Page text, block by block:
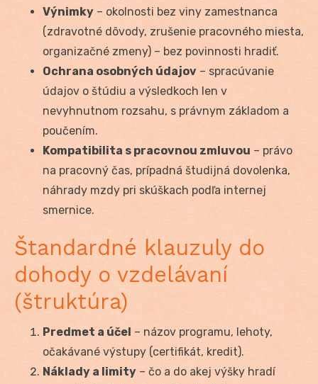
Výnimky – okolnosti bez viny zamestnanca
(zdravotné dôvody, zrušenie pracovného miesta,
organizačné zmeny) – bez povinnosti hradiť.
Ochrana osobných údajov – spracúvanie
údajov o štúdiu a výsledkoch len v
nevyhnutnom rozsahu, s právnym základom a
poučením.
Kompatibilita s pracovnou zmluvou – právo
na pracovný čas, prípadná študijná dovolenka,
náhrady mzdy pri skúškach podľa internej
smernice.
Štandardné klauzuly do
dohody o vzdelávaní
(štruktúra)
Predmet a účel – názov programu, lehoty,
očakávané výstupy (certifikát, kredit).
Náklady a limity – čo a do akej výšky hradí